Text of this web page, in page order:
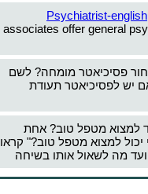
Psychiatrist-english
associates offer general
פסיכיאטר מומחה? לשם
יש לפסיכיאטר תעודת
למצוא מטפל טוב? אחת
למצוא מטפל טוב?" קראו
מה לשאול אותו בשיחה